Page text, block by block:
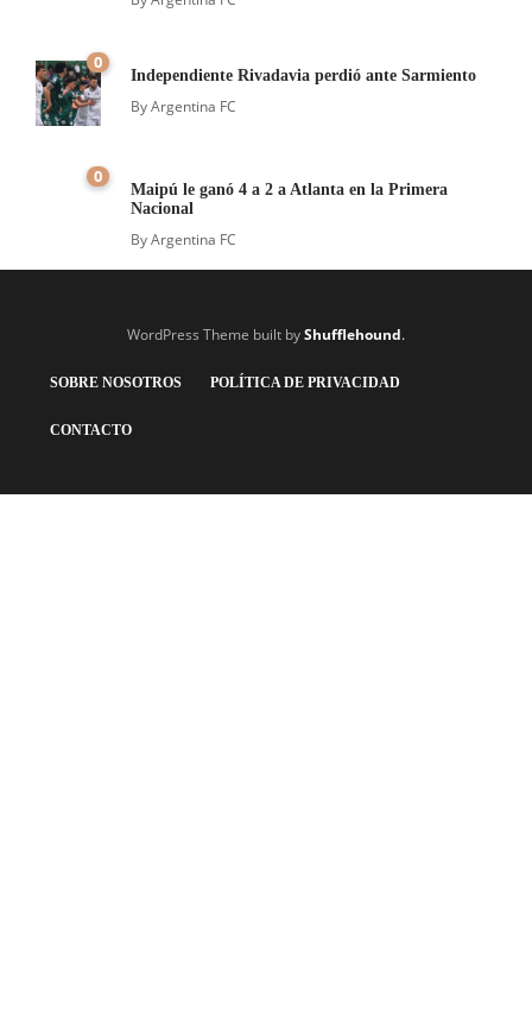
0
Independiente Rivadavia perdió ante Sarmiento
ByArgentina FC
0
Maipú le ganó 4 a 2 a Atlanta en la Primera
Nacional
ByArgentina FC
WordPress Theme built byShufflehound.
SOBRE NOSOTROS POLÍTICA DE PRIVACIDAD
CONTACTO